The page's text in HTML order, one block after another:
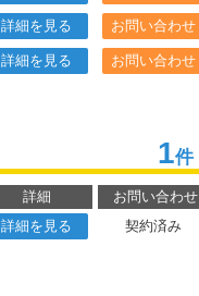
詳細を見る お問い合わせ
詳細を見る お問い合わせ
1件
詳細
お問い合わせ
詳細を見る
契約済み